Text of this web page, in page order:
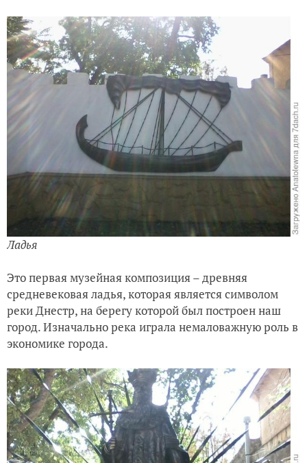
Ладья
Это первая музейная композиция – древняя
средневековая ладья, которая является символом
реки Днестр, на берегу которой был построен наш
город. Изначально река играла немаловажную роль в
экономике города.